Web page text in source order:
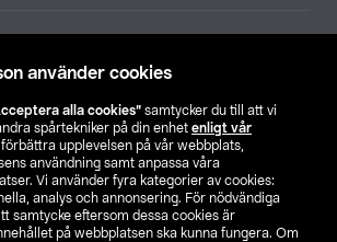
använder cookies
alla cookies” samtycker du till att vi
spårtekniker på din enhet enligt vår
upplevelsen på vår webbplats,
användning samt anpassa våra
Vi använder fyra kategorier av cookies:
analys och annonsering. För nödvändiga
samtycke eftersom dessa cookies är
på webbplatsen ska kunna fungera. Om
Hitta butik
SE NO FI